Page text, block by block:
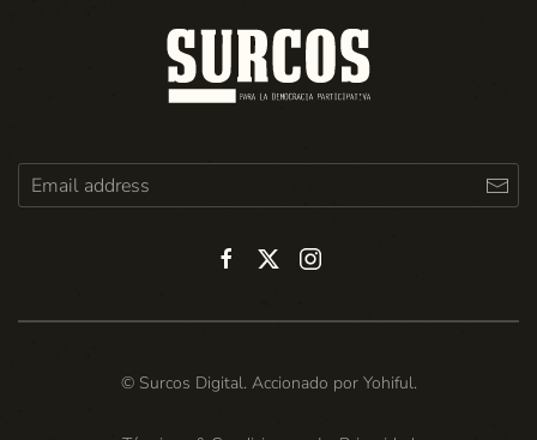
© Surcos Digital. Accionado por Yohiful.